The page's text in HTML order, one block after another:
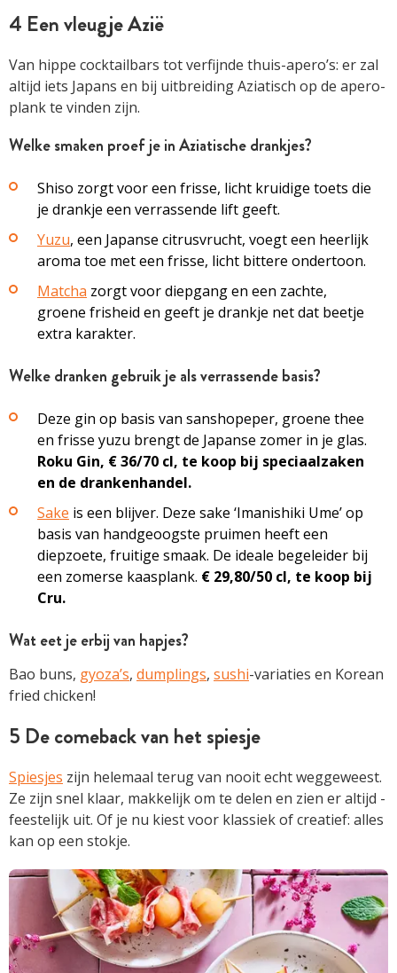
4 Een vleugje Azië
Van hippe cocktailbars tot verfijnde thuis-apero’s: er zal
altijd iets Japans en bij uitbreiding Aziatisch op de apero­
plank te vinden zijn.
Welke smaken proef je in Aziatische drankjes?
Shiso zorgt voor een frisse, licht kruidige toets die
je drankje een verrassende lift geeft.
Yuzu, een Japanse citrusvrucht, voegt een heerlijk
aroma toe met een frisse, licht ­bittere ondertoon.
Matcha zorgt voor diepgang en een ­zachte,
groene frisheid en geeft je drankje net dat beetje
extra karakter.
Welke dranken gebruik je als verrassende basis?
Deze gin op basis van sanshopeper, groene thee
en frisse yuzu brengt de Japanse zomer in je glas.
Roku Gin, € 36/70 cl, te koop bij ­speciaal­zaken
en de drankenhandel.
Sake is een blijver. Deze sake ‘Imanishiki Ume’ op
basis van handgeoogste pruimen heeft een
diepzoete, fruitige smaak. De ideale begeleider bij
een zomerse kaasplank. € 29,80/50 cl, te koop bij
Cru.
Wat eet je erbij van hapjes?
Bao buns, gyoza’s, dumplings, sushi-variaties en Korean
fried chicken!
5 De comeback van het spiesje
Spiesjes zijn helemaal ­terug van nooit echt ­weggeweest.
Ze zijn snel klaar, makkelijk om te ­delen en zien er altijd ­
feestelijk uit. Of je nu kiest voor klassiek of creatief: ­alles
kan op een ­stokje.